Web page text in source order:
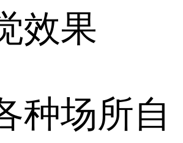
效果
种场所自